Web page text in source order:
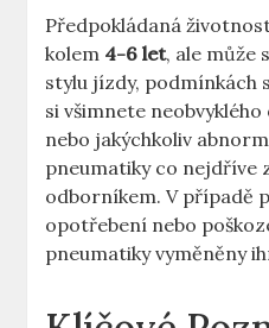
Předpokládaná
kolem 4-6 let, ale může
stylu jízdy, podmínkách
si všimnete
nebo jakýchkoliv
pneumatiky co nejdříve
odborníkem. V případě
opotřebení nebo
pneumatiky vyměněny